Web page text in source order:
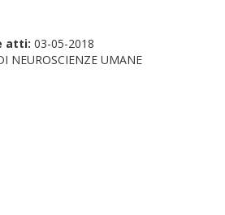
atti: 03-05-2018
NEUROSCIENZE UMANE